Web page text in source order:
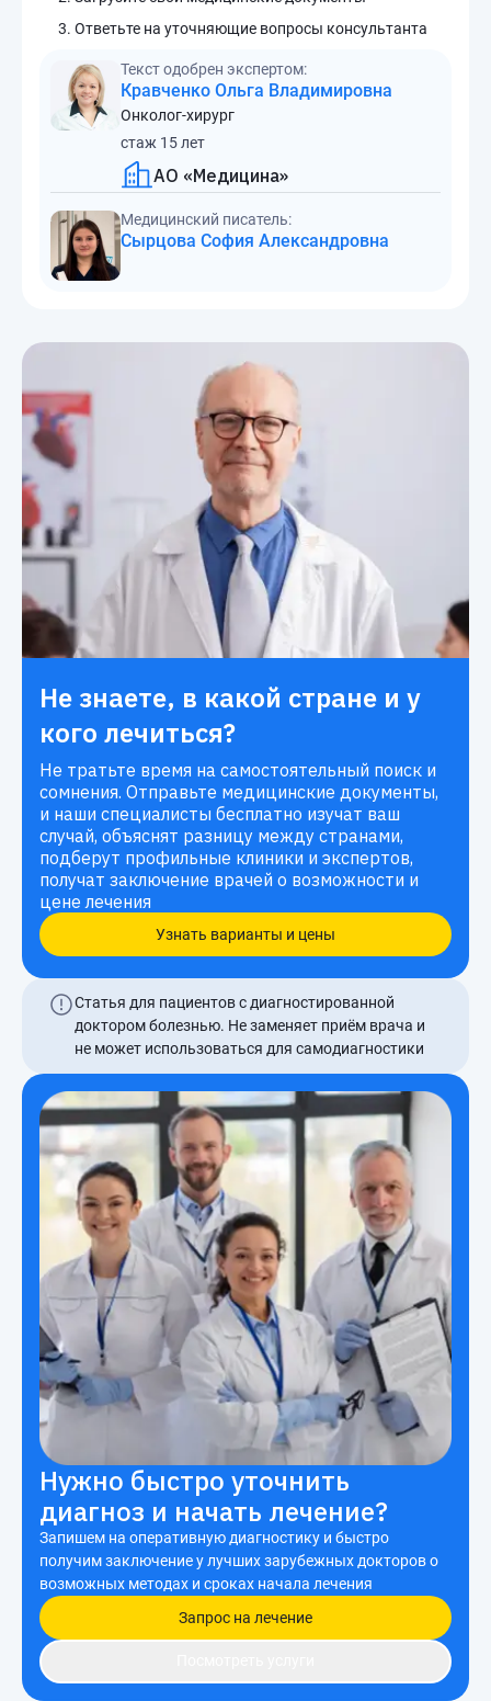
Ответьте на уточняющие вопросы консультанта
Текст одобрен экспертом:
Кравченко Ольга Владимировна
Онколог-хирург
стаж 15 лет
АО «Медицина»
Медицинский писатель:
Сырцова София Александровна
Не знаете, в какой стране и у
кого лечиться?
Не тратьте время на самостоятельный поиск и
сомнения. Отправьте медицинские документы,
и наши специалисты бесплатно изучат ваш
случай, объяснят разницу между странами,
подберут профильные клиники и экспертов,
получат заключение врачей о возможности и
цене лечения
Узнать варианты и цены
Статья для пациентов с диагностированной
доктором болезнью. Не заменяет приём врача и
не может использоваться для самодиагностики
Нужно быстро уточнить
диагноз и начать лечение?
Запишем на оперативную диагностику и быстро
получим заключение у лучших зарубежных докторов о
возможных методах и сроках начала лечения
Запрос на лечение